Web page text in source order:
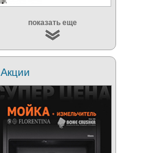
показать еще
Акции